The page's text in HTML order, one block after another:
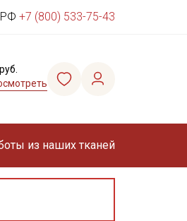
РФ +7 (800) 533-75-43
из наших тканей